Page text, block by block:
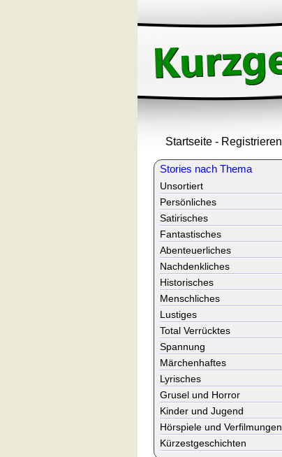
Startseite - Registrieren
Stories nach Thema
Unsortiert
Persönliches
Satirisches
Fantastisches
Abenteuerliches
Nachdenkliches
Historisches
Menschliches
Lustiges
Total Verrücktes
Spannung
Märchenhaftes
Lyrisches
Grusel und Horror
Kinder und Jugend
Hörspiele und Verfilmungen
Kürzestgeschichten